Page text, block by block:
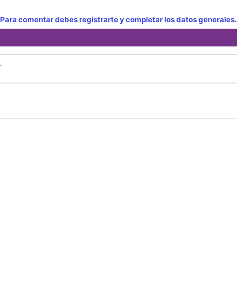
Para comentar debes registrarte y completar los datos generales.